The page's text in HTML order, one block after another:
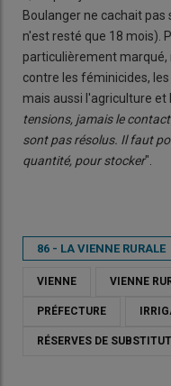
Boulanger ne cachait pas
n'est resté que 18 mois).
particulièrement
contre les féminicides,
mais aussi l'agriculture et
tensions, jamais le
sont pas résolus. Il faut
quantité, pour stocker".
86 - LA VIENNE RURALE
VIENNE VIENNE
PRÉFECTURE
RÉSERVES DE